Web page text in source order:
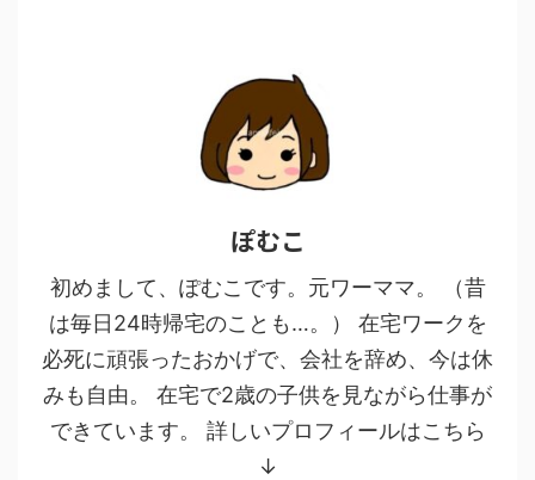
ぽむこ
初めまして、ぽむこです。元ワーママ。 （昔
は毎日24時帰宅のことも…。） 在宅ワークを
必死に頑張ったおかげで、会社を辞め、今は休
みも自由。 在宅で2歳の子供を見ながら仕事が
できています。 詳しいプロフィールはこちら
↓